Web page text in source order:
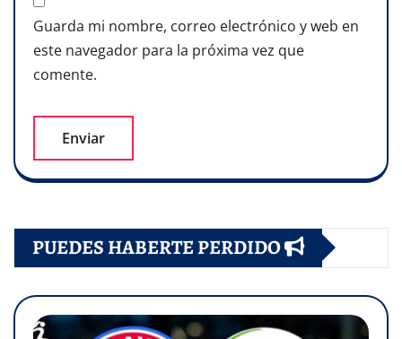
Guarda mi nombre, correo electrónico y web en
este navegador para la próxima vez que
comente.
PUEDES HABERTE PERDIDO